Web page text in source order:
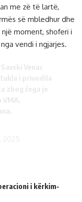
me zë të lartë,
së mbledhur dhe
moment, shoferi i
vendi i ngjarjes.
i kërkim-